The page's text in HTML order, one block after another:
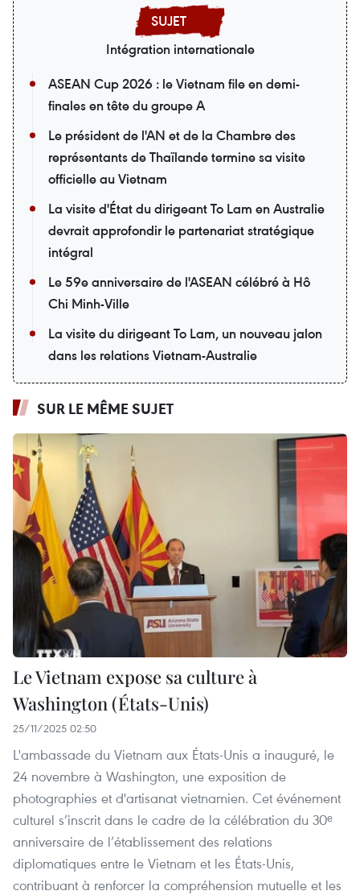
Intégration internationale
ASEAN Cup 2026 : le Vietnam file en demi-
finales en tête du groupe A
Le président de l'AN et de la Chambre des
représentants de Thaïlande termine sa visite
officielle au Vietnam
La visite d'État du dirigeant To Lam en Australie
devrait approfondir le partenariat stratégique
intégral
Le 59e anniversaire de l'ASEAN célébré à Hô
Chi Minh-Ville
La visite du dirigeant To Lam, un nouveau jalon
dans les relations Vietnam-Australie
SUR LE MÊME SUJET
Le Vietnam expose sa culture à
Washington (États-Unis)
25/11/2025 02:50
L'ambassade du Vietnam aux États-Unis a inauguré, le
24 novembre à Washington, une exposition de
photographies et d'artisanat vietnamien. Cet événement
culturel s’inscrit dans le cadre de la célébration du 30ᵉ
anniversaire de l’établissement des relations
diplomatiques entre le Vietnam et les États-Unis,
contribuant à renforcer la compréhension mutuelle et les